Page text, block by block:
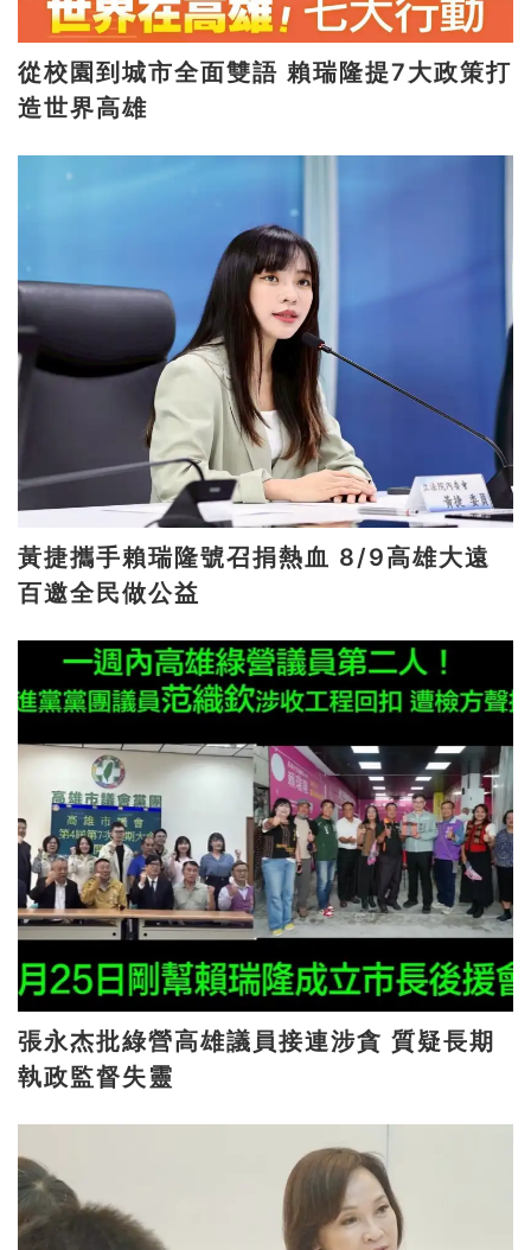
從校園到城市全面雙語 賴瑞隆提7大政策打
造世界高雄
黃捷攜手賴瑞隆號召捐熱血 8/9高雄大遠
百邀全民做公益
張永杰批綠營高雄議員接連涉貪 質疑長期
執政監督失靈